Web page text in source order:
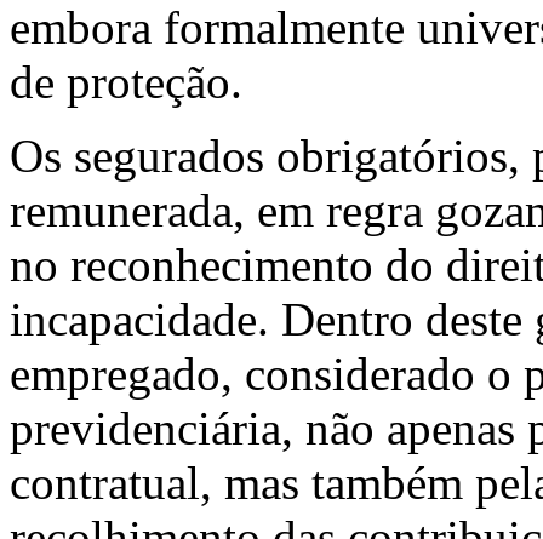
embora formalmente
de proteção.
Os segurados obrigatórios,
remunerada, em regra
no reconhecimento do
incapacidade. Dentro deste
empregado, considerado o
previdenciária, não apenas
contratual, mas também